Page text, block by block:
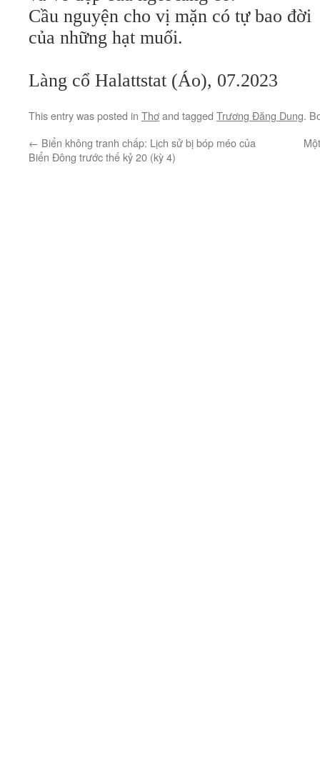
Cầu nguyện cho vị mặn có tự bao đời
của những hạt muối.
Làng cổ Halattstat (Áo), 07.2023
This entry was posted in Thơand tagged Trương Đăng Dung.
← Biển không tranh chấp: Lịch sử bị bóp méo của
Biển Đông trước thế kỷ 20 (kỳ 4)